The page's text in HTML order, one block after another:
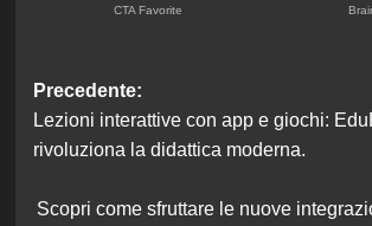
Navigazione
articolo
Precedente:
Lezioni interattive con app e giochi:
rivoluziona la didattica moderna.
Scopri come sfruttare le nuove